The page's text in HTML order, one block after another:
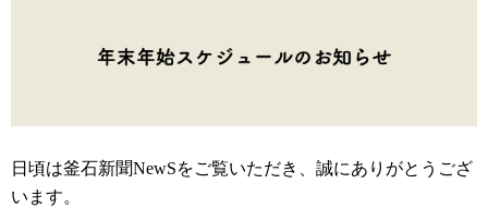
日頃は釜石新聞NewSをご覧いただき、誠にありがとうござ
います。